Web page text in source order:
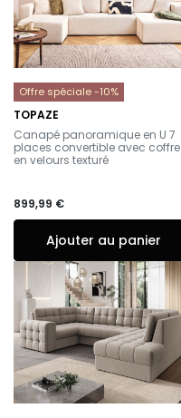
Offre spéciale -10%
TOPAZE
-
Canapé panoramique en U 7
places convertible avec coffre
en velours texturé
899,99 €
Ajouter au panier